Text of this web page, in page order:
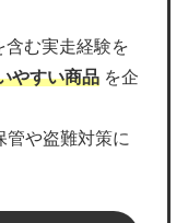
含む実走経験を
やすい商品 を企
管や盗難対策に